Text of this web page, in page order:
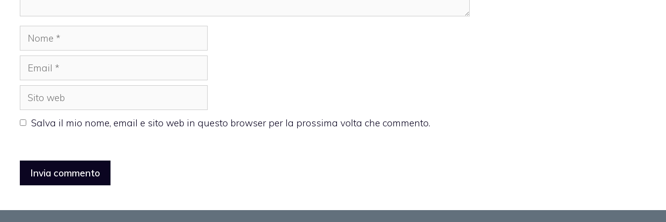
Nome
Email
Sito
web
Salva il mio nome, email e sito web in questo browser per la prossima volta che commento.